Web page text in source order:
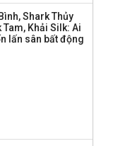
tùy ý áp thuế
lên những đối tác
mại hàng đầu?
Shark Thủy
Khải Silk: Ai
lấn sân bất động